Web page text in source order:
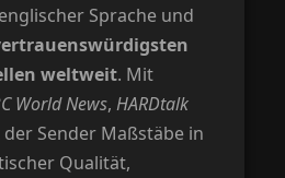
Sprache und
weltweit. Mit
World News,HARDtalk
Sender Maßstäbe in
Qualität,